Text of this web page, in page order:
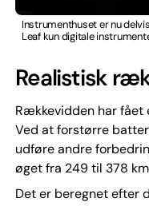
Instrumenthuset er nu
Leaf kun digitale
Realistisk
Rækkevidden har fået
Ved at forstørre
udføre andre
øget fra 249 til 378
Det er beregnet efter